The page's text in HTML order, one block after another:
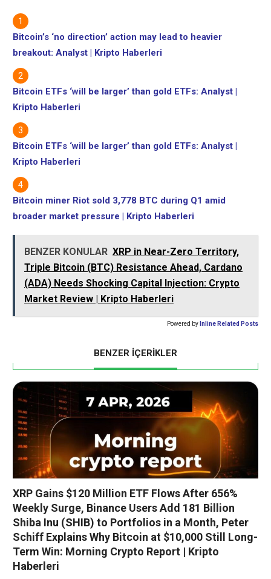
Bitcoin’s ‘no direction’ action may lead to heavier
breakout: Analyst | Kripto Haberleri
Bitcoin ETFs ‘will be larger’ than gold ETFs: Analyst |
Kripto Haberleri
Bitcoin ETFs ‘will be larger’ than gold ETFs: Analyst |
Kripto Haberleri
Bitcoin miner Riot sold 3,778 BTC during Q1 amid
broader market pressure | Kripto Haberleri
BENZER KONULAR XRP in Near-Zero Territory,
Triple Bitcoin (BTC) Resistance Ahead, Cardano
(ADA) Needs Shocking Capital Injection: Crypto
Market Review | Kripto Haberleri
Powered by Inline Related Posts
BENZER İÇERİKLER
XRP Gains $120 Million ETF Flows After 656%
Weekly Surge, Binance Users Add 181 Billion
Shiba Inu (SHIB) to Portfolios in a Month, Peter
Schiff Explains Why Bitcoin at $10,000 Still Long-
Term Win: Morning Crypto Report | Kripto
Haberleri